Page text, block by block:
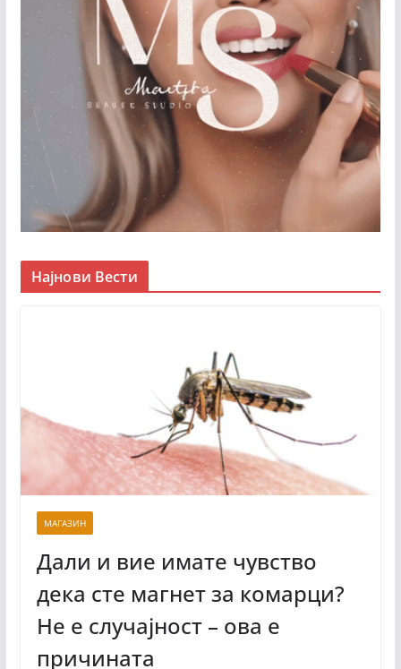
Најнови Вести
МАГАЗИН
Дали и вие имате чувство
дека сте магнет за комарци?
Не е случајност – ова е
причината